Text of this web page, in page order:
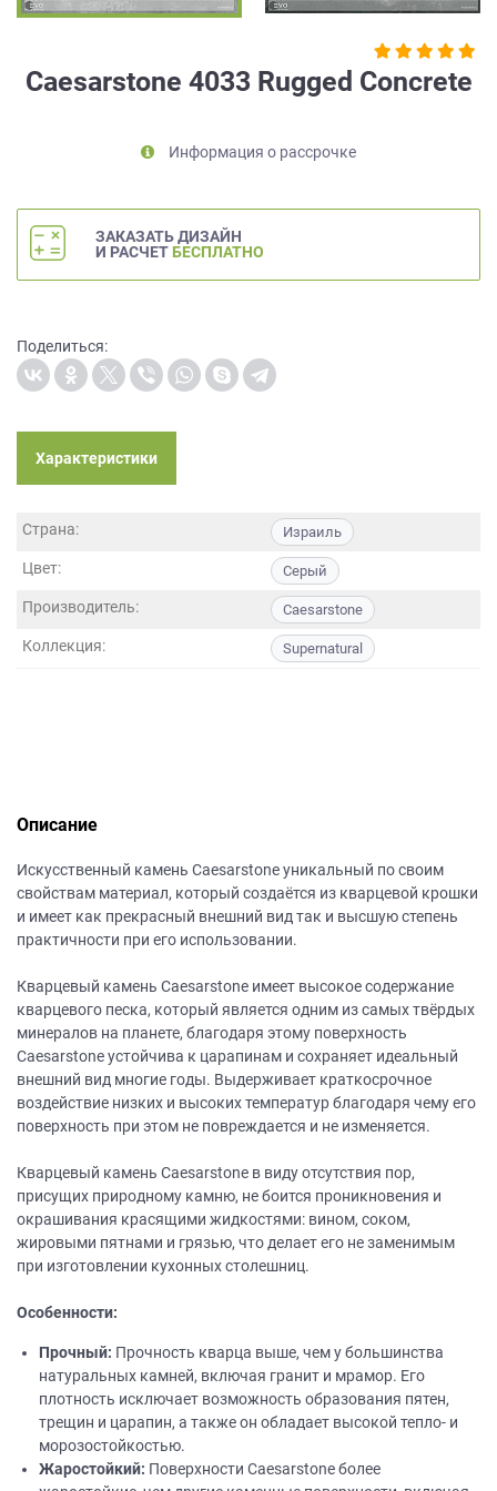
Caesarstone 4033 Rugged Concrete
Информация о рассрочке
ЗАКАЗАТЬ ДИЗАЙН
И РАСЧЕТ БЕСПЛАТНО
Поделиться:
Характеристики
Страна: Израиль
Цвет: Серый
Производитель: Caesarstone
Коллекция: Supernatural
Описание
Искусственный камень Caesarstone уникальный по своим
свойствам материал, который создаётся из кварцевой крошки
и имеет как прекрасный внешний вид так и высшую степень
практичности при его использовании.
Кварцевый камень Caesarstone имеет высокое содержание
кварцевого песка, который является одним из самых твёрдых
минералов на планете, благодаря этому поверхность
Caesarstone устойчива к царапинам и сохраняет идеальный
внешний вид многие годы. Выдерживает краткосрочное
воздействие низких и высоких температур благодаря чему его
поверхность при этом не повреждается и не изменяется.
Кварцевый камень Caesarstone в виду отсутствия пор,
присущих природному камню, не боится проникновения и
окрашивания красящими жидкостями: вином, соком,
жировыми пятнами и грязью, что делает его не заменимым
при изготовлении кухонных столешниц.
Особенности:
Прочный: Прочность кварца выше, чем у большинства
натуральных камней, включая гранит и мрамор. Его
плотность исключает возможность образования пятен,
трещин и царапин, а также он обладает высокой тепло- и
морозостойкостью.
Жаростойкий: Поверхности Caesarstone более
на
данных,
персональных
данных
порядке
Политики
обработки
персональных